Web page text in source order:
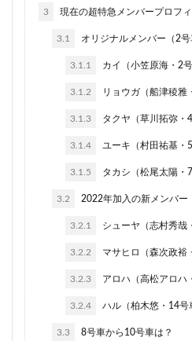
3 現在の超特急メンバープロフィ
3.1 オリジナルメンバー（2号
3.1.1 カイ（小笠原海・2号
3.1.2 リョウガ（船津稜雅
3.1.3 タクヤ（草川拓弥・4
3.1.4 ユーキ（村田祐基・5
3.1.5 タカシ（松尾太陽・7
3.2 2022年加入の新メンバー
3.2.1 シューヤ（志村秀哉
3.2.2 マサヒロ（森次政裕
3.2.3 アロハ（高松アロハ
3.2.4 ハル（柏木悠・14号
3.3 8号車から10号車は？